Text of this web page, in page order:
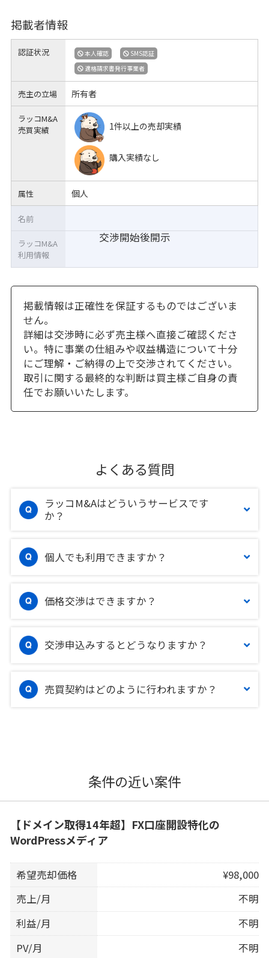
掲載者情報
認証状況 本人確認
SMS認証
適格請求書発行事業者
売主の立場 所有者
ラッコM&A
売買実績
1件以上の売却実績
購入実績なし
属性 個人
交渉開始後開示
名前
ラッコM&A
利用情報
掲載情報は正確性を保証するものではございま
せん。
詳細は交渉時に必ず売主様へ直接ご確認くださ
い。特に事業の仕組みや収益構造について十分
にご理解・ご納得の上で交渉されてください。
取引に関する最終的な判断は買主様ご自身の責
任でお願いいたします。
よくある質問
ラッコM&Aはどういうサービスです
か？
個人でも利用できますか？
価格交渉はできますか？
交渉申込みするとどうなりますか？
売買契約はどのように行われますか？
条件の近い案件
【ドメイン取得14年超】FX口座開設特化の
WordPressメディア
希望売却価格
¥98,000
売上/月
不明
利益/月
不明
PV/月
不明